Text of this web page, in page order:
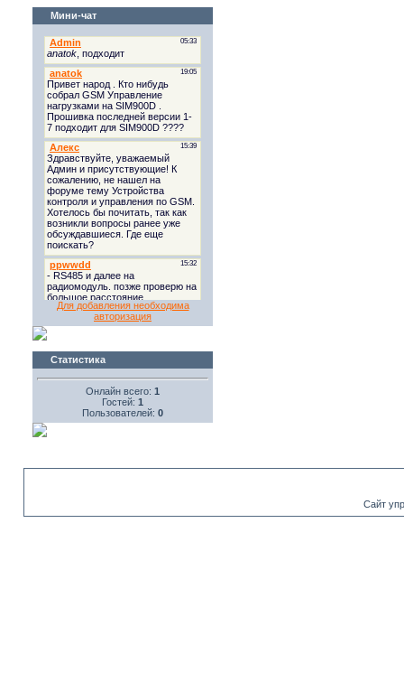
Мини-чат
Для добавления необходима
авторизация
Статистика
Онлайн всего: 1
Гостей: 1
Пользователей: 0
Сайт